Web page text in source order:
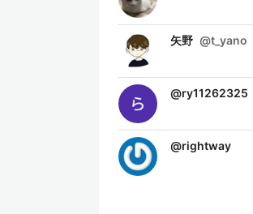
矢野 @t_yano
@ry11262325
@rightway